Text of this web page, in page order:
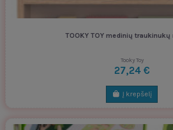
TOOKY TOY medinių traukinukų
Tooky Toy
27,24 €
Į krepšelį